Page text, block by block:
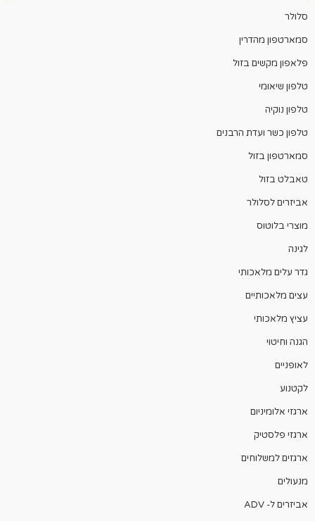
סלולר
סמארטפון מהדרין
פלאפון מקשים בזול
טלפון שיאומי
טלפון נוקיה
טלפון כשר ועדת הרבנים
סמארטפון בזול
טאבלט בזול
אביזרים לסלולר
מוצרי בלוטוס
לגינה
גדר עלים מלאכותי
עצים מלאכותיים
עציץ מלאכותי
הגנה וחיטוי
לאופניים
לקטנוע
ארגזי אלומיניום
ארגזי פלסטיק
ארגזים למשלוחים
מנעולים
אביזרים ל- ADV